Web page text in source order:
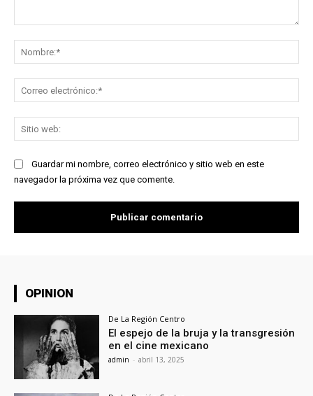
Guardar mi nombre, correo electrónico y sitio web en este
navegador la próxima vez que comente.
OPINION
De La Región Centro
El espejo de la bruja y la transgresión
en el cine mexicano
admin - abril 13, 2025